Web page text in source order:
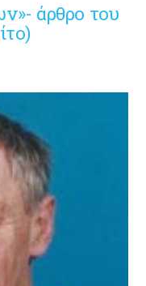
άρθρο του